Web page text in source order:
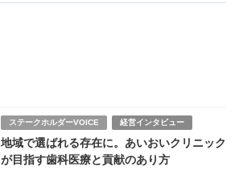
ステークホルダーVOICE 経営インタビュー
地域で選ばれる存在に。あいおいクリニック
が目指す歯科医療と貢献のあり方